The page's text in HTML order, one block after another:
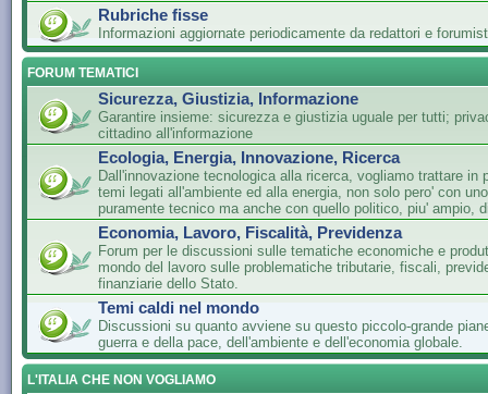
Rubriche fisse
Informazioni aggiornate periodicamente da redattori e
FORUM TEMATICI
Sicurezza, Giustizia, Informazione
Garantire insieme: sicurezza e giustizia uguale per tutti;
cittadino all'informazione
Ecologia, Energia, Innovazione, Ricerca
Dall'innovazione tecnologica alla ricerca, vogliamo trattare in
temi legati all'ambiente ed alla energia, non solo pero' con
puramente tecnico ma anche con quello politico, piu' ampio,
Economia, Lavoro, Fiscalità, Previdenza
Forum per le discussioni sulle tematiche economiche e
mondo del lavoro sulle problematiche tributarie, fiscali,
finanziarie dello Stato.
Temi caldi nel mondo
Discussioni su quanto avviene su questo piccolo-grande
guerra e della pace, dell'ambiente e dell'economia globale.
L'ITALIA CHE NON VOGLIAMO